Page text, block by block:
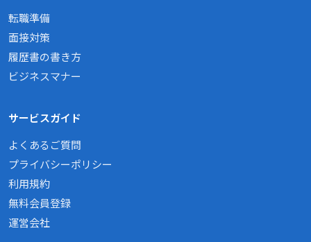
転職準備
面接対策
履歴書の書き方
ビジネスマナー
サービスガイド
よくあるご質問
プライバシーポリシー
利用規約
無料会員登録
運営会社